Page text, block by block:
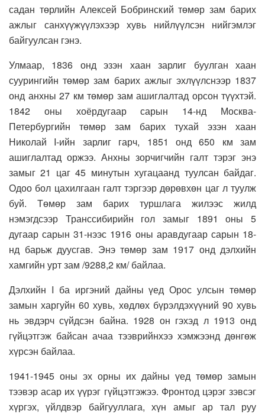
садан төрлийн Алексей Бобринский төмөр зам барих
ажлыг санхүүжүүлэхээр хувь нийлүүлсэн нийгэмлэг
байгуулсан гэнэ.
Улмаар, 1836 онд эзэн хаан зарлиг буулган хаан
суурингийн төмөр зам барих ажлыг эхлүүлснээр 1837
онд анхны 27 км төмөр зам ашиглалтад орсон түүхтэй.
1842 оны хоёрдугаар сарын 14-нд Москва-
Петербургийн төмөр зам барих тухай эзэн хаан
Николай I-ийн зарлиг гарч, 1851 онд 650 км зам
ашиглалтад оржээ. Анхны зорчигчийн галт тэрэг энэ
замыг 21 цаг 45 минутын хугацаанд туулсан байдаг.
Одоо бол цахилгаан галт тэргээр дөрөвхөн цаг л туулж
буй. Төмөр зам барих туршлага жилээс жилд
нэмэгдсээр Транссибирийн гол замыг 1891 оны 5
дугаар сарын 31-нээс 1916 оны аравдугаар сарын 18-
нд барьж дуусгав. Энэ төмөр зам 1917 онд дэлхийн
хамгийн урт зам /9288,2 км/ байлаа.
Дэлхийн I ба иргэний дайны үед Орос улсын төмөр
замын харгуйн 60 хувь, хөдлөх бүрэлдэхүүний 90 хувь
нь эвдэрч сүйдсэн байна. 1928 он гэхэд л 1913 онд
гүйцэтгэж байсан ачаа тээврийнхээ хэмжээнд дөнгөж
хүрсэн байлаа.
1941-1945 оны эх орны их дайны үед төмөр замын
тээвэр асар их үүрэг гүйцэтгэжээ. Фронтод цэрэг зэвсэг
хүргэх, үйлдвэр байгууллага, хүн амыг ар тал руу